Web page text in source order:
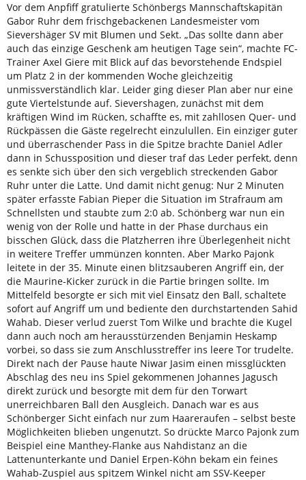
Vor dem Anpfiff gratulierte Schönbergs Mannschaftskapitän
Gabor Ruhr dem frischgebackenen Landesmeister vom
Sievershäger SV mit Blumen und Sekt. „Das sollte dann aber
auch das einzige Geschenk am heutigen Tage sein“, machte FC-
Trainer Axel Giere mit Blick auf das bevorstehende Endspiel
um Platz 2 in der kommenden Woche gleichzeitig
unmissverständlich klar. Leider ging dieser Plan aber nur eine
gute Viertelstunde auf. Sievershagen, zunächst mit dem
kräftigen Wind im Rücken, schaffte es, mit zahllosen Quer- und
Rückpässen die Gäste regelrecht einzulullen. Ein einziger guter
und überraschender Pass in die Spitze brachte Daniel Adler
dann in Schussposition und dieser traf das Leder perfekt, denn
es senkte sich über den sich vergeblich streckenden Gabor
Ruhr unter die Latte. Und damit nicht genug: Nur 2 Minuten
später erfasste Fabian Pieper die Situation im Strafraum am
Schnellsten und staubte zum 2:0 ab. Schönberg war nun ein
wenig von der Rolle und hatte in der Phase durchaus ein
bisschen Glück, dass die Platzherren ihre Überlegenheit nicht
in weitere Treffer ummünzen konnten. Aber Marko Pajonk
leitete in der 35. Minute einen blitzsauberen Angriff ein, der
die Maurine-Kicker zurück in die Partie bringen sollte. Im
Mittelfeld besorgte er sich mit viel Einsatz den Ball, schaltete
sofort auf Angriff um und bediente den durchstartenden Sahid
Wahab. Dieser verlud zuerst Tom Wilke und brachte die Kugel
dann auch noch am herausstürzenden Benjamin Heskamp
vorbei, so dass sie zum Anschlusstreffer ins leere Tor trudelte.
Direkt nach der Pause haute Niwar Jasim einen missglückten
Abschlag des neu ins Spiel gekommenen Johannes Jagusch
direkt zurück und besorgte mit dem für den Torwart
unerreichbaren Ball den Ausgleich. Danach war es aus
Schönberger Sicht einfach nur zum Haareraufen – selbst beste
Möglichkeiten blieben ungenutzt. So drückte Marco Pajonk zum
Beispiel eine Manthey-Flanke aus Nahdistanz an die
Lattenunterkante und Daniel Erpen-Köhn bekam ein feines
Wahab-Zuspiel aus spitzem Winkel nicht am SSV-Keeper